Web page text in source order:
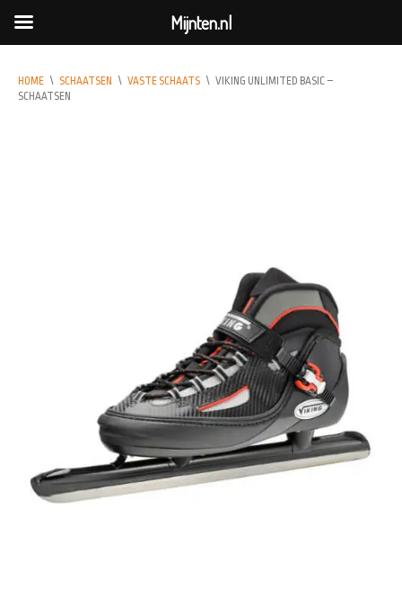
HOME \ SCHAATSEN \ VASTE SCHAATS \ VIKING UNLIMITED BASIC –
SCHAATSEN
Mijnten.nl